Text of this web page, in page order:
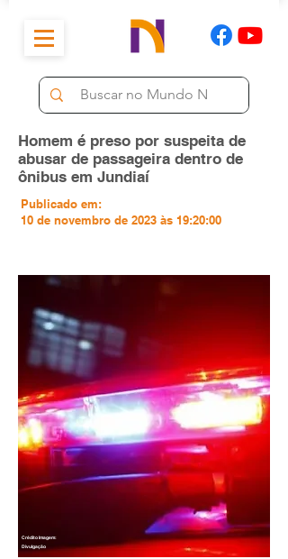
Homem é preso por suspeita de
abusar de passageira dentro de
ônibus em Jundiaí
Publicado em:
10 de novembro de 2023 às 19:20:00
Divulgação
Crédito Imagem: